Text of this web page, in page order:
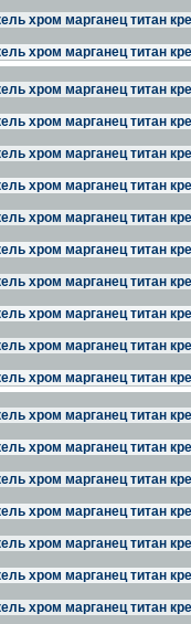
хром марганец титан
хром марганец титан
хром марганец титан
хром марганец титан
хром марганец титан
хром марганец титан
хром марганец титан
хром марганец титан
хром марганец титан
хром марганец титан
хром марганец титан
хром марганец титан
хром марганец титан
хром марганец титан
хром марганец титан
хром марганец титан
хром марганец титан
хром марганец титан
хром марганец титан